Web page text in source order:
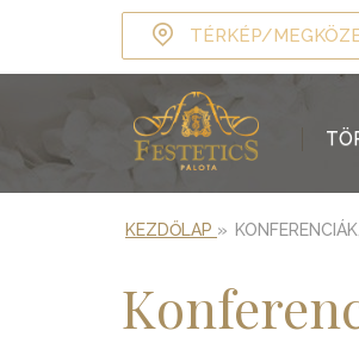
TÉRKÉP/
KEZDŐLAP »